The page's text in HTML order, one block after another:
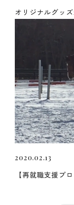
オリジナルグッ
2020.02.13
【再就職支援プ